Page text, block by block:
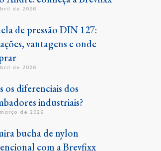
de 2026
de pressão DIN 127:
vantagens e onde
de 2026
os diferenciais dos
industriais?
de 2026
bucha de nylon
com a Brevfixx